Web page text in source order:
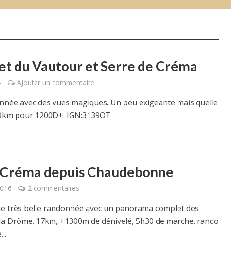
du Vautour et Serre de Créma
Ajouter un commentaire
avec des vues magiques. Un peu exigeante mais quelle
pour 1200D+. IGN:3139OT
depuis Chaudebonne
2 commentaires
très belle randonnée avec un panorama complet des
Drôme. 17km, +1300m de dénivelé, 5h30 de marche. rando